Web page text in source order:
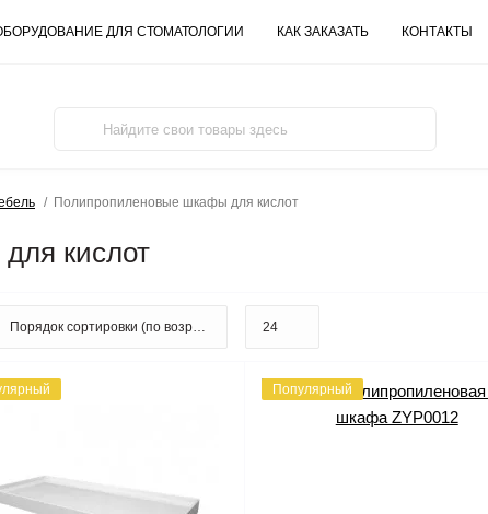
ДЛЯ СТОМАТОЛОГИИ КАК ЗАКАЗАТЬ КОНТАКТЫ
Полипропиленовые шкафы для кислот
кислот
Популярный